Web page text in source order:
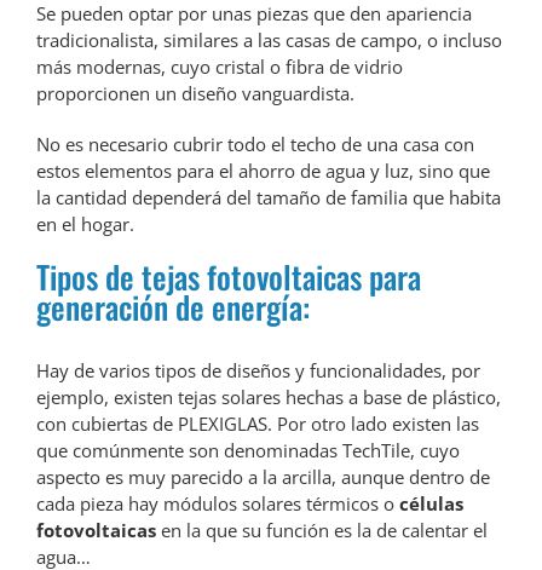
Se pueden optar por unas piezas que den apariencia
tradicionalista, similares a las casas de campo, o incluso
más modernas, cuyo cristal o fibra de vidrio
proporcionen un diseño vanguardista.
No es necesario cubrir todo el techo de una casa con
estos elementos para el ahorro de agua y luz, sino que
la cantidad dependerá del tamaño de familia que habita
en el hogar.
Tipos de tejas fotovoltaicas para
generación de energía:
Hay de varios tipos de diseños y funcionalidades, por
ejemplo, existen tejas solares hechas a base de plástico,
con cubiertas de PLEXIGLAS. Por otro lado existen las
que comúnmente son denominadas TechTile, cuyo
aspecto es muy parecido a la arcilla, aunque dentro de
cada pieza hay módulos solares térmicos o células
fotovoltaicas en la que su función es la de calentar el
agua…